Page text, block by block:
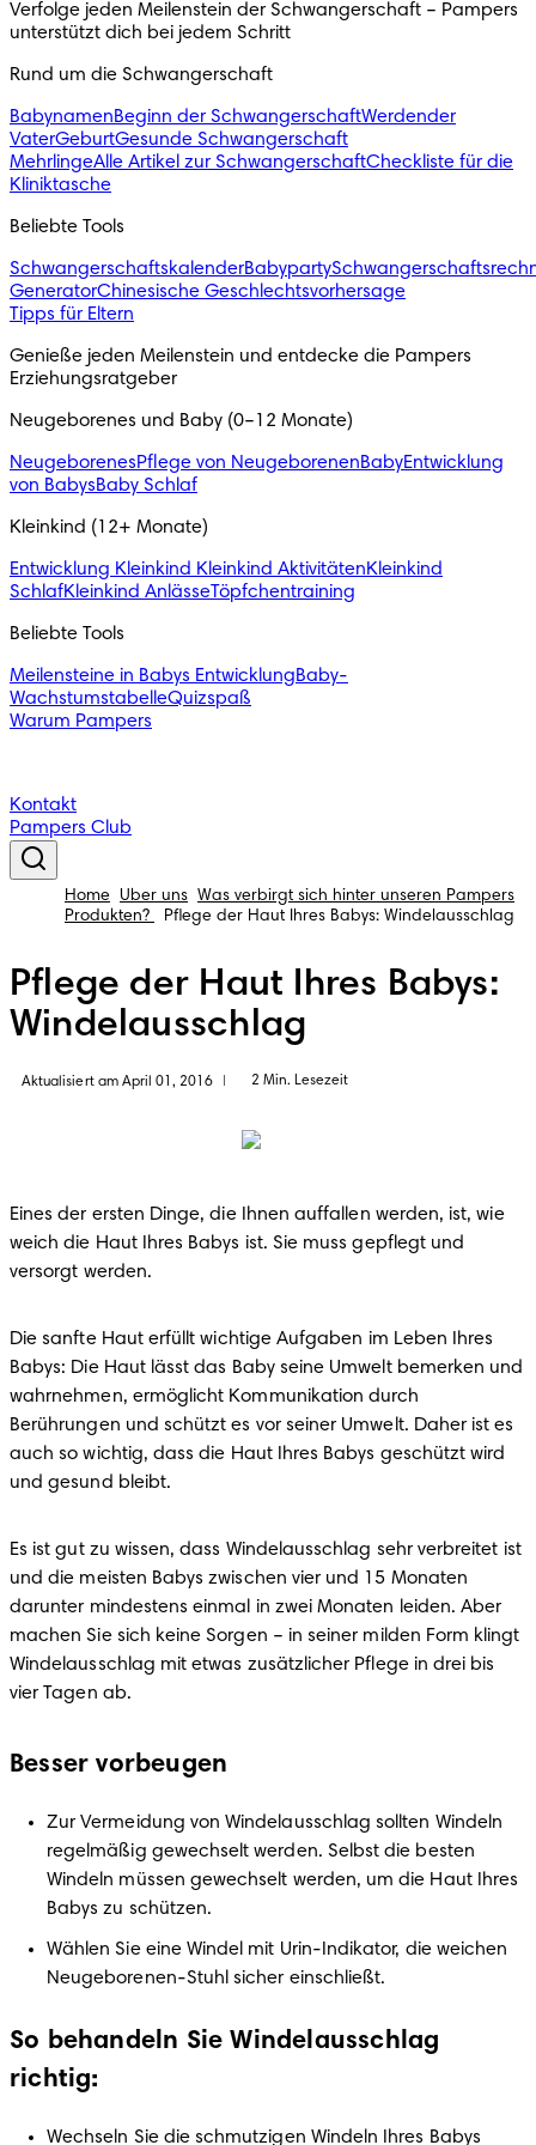
Verfolge jeden Meilenstein der Schwangerschaft – Pampers
unterstützt dich bei jedem Schritt
Rund um die Schwangerschaft
BabynamenBeginn der SchwangerschaftWerdender
VaterGeburtGesunde Schwangerschaft
MehrlingeAlle Artikel zur SchwangerschaftCheckliste für die
Kliniktasche
Beliebte Tools
SchwangerschaftskalenderBabyparty
GeneratorChinesische Geschlechtsvorhersage
Tipps für Eltern
Genieße jeden Meilenstein und entdecke die Pampers
Erziehungsratgeber
Neugeborenes und Baby (0–12 Monate)
NeugeborenesPflege von NeugeborenenBabyEntwicklung
von BabysBaby Schlaf
Kleinkind (12+ Monate)
Entwicklung Kleinkind Kleinkind AktivitätenKleinkind
SchlafKleinkind AnlässeTöpfchentraining
Beliebte Tools
Meilensteine in Babys EntwicklungBaby-
WachstumstabelleQuizspaß
Warum Pampers
Kontakt
Pampers Club
Home Über uns Was verbirgt sich hinter unseren Pampers
Produkten?
Pflege der Haut Ihres Babys: Windelausschlag
Pflege der Haut Ihres Babys:
Windelausschlag
Aktualisiert am April 01, 2016 2 Min. Lesezeit
Eines der ersten Dinge, die Ihnen auffallen werden, ist, wie
weich die Haut Ihres Babys ist. Sie muss gepflegt und
versorgt werden.
Die sanfte Haut erfüllt wichtige Aufgaben im Leben Ihres
Babys: Die Haut lässt das Baby seine Umwelt bemerken und
wahrnehmen, ermöglicht Kommunikation durch
Berührungen und schützt es vor seiner Umwelt. Daher ist es
auch so wichtig, dass die Haut Ihres Babys geschützt wird
und gesund bleibt.
Es ist gut zu wissen, dass Windelausschlag sehr verbreitet ist
und die meisten Babys zwischen vier und 15 Monaten
darunter mindestens einmal in zwei Monaten leiden. Aber
machen Sie sich keine Sorgen – in seiner milden Form klingt
Windelausschlag mit etwas zusätzlicher Pflege in drei bis
vier Tagen ab.
Besser vorbeugen
Zur Vermeidung von Windelausschlag sollten Windeln
regelmäßig gewechselt werden. Selbst die besten
Windeln müssen gewechselt werden, um die Haut Ihres
Babys zu schützen.
Wählen Sie eine Windel mit Urin-Indikator, die weichen
Neugeborenen-Stuhl sicher einschließt.
So behandeln Sie Windelausschlag
richtig:
Wechseln Sie die schmutzigen Windeln Ihres Babys